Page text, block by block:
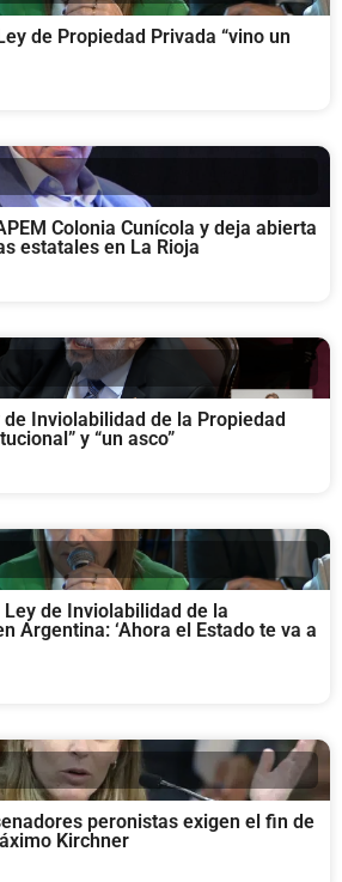
de Propiedad Privada “vino un
Colonia Cunícola y deja abierta
estatales en La Rioja
Inviolabilidad de la Propiedad
y “un asco”
de Inviolabilidad de la
Argentina: ‘Ahora el Estado te va a
peronistas exigen el fin de
Kirchner